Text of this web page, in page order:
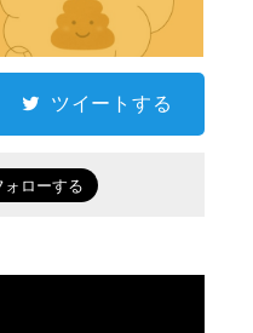
ツイートする